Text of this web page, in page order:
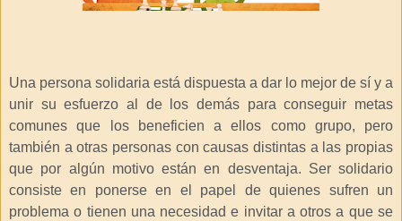
Una persona solidaria está dispuesta a dar lo mejor de sí y a
unir su esfuerzo al de los demás para conseguir metas
comunes que los beneficien a ellos como grupo, pero
también a otras personas con causas distintas a las propias
que por algún motivo están en desventaja. Ser solidario
consiste en ponerse en el papel de quienes sufren un
problema o tienen una necesidad e invitar a otros a que se